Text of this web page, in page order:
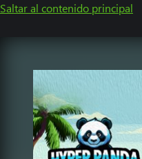
Saltar al contenido principal